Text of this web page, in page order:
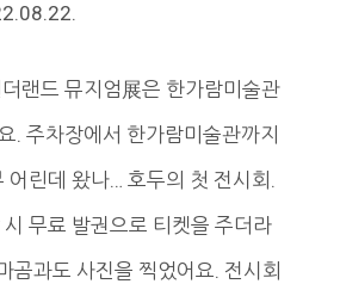
랜드 뮤지엄展은 한가람미술관
. 주차장에서 한가람미술관까지
린데 왔나… 호두의 첫 전시회.
무료 발권으로 티켓을 주더라
곰과도 사진을 찍었어요. 전시회